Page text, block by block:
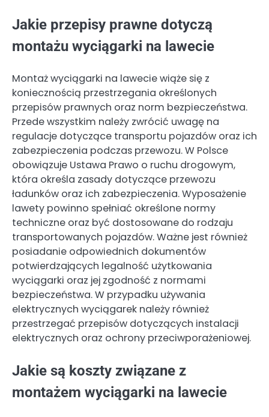
Jakie przepisy prawne dotyczą
montażu wyciągarki na lawecie
Montaż wyciągarki na lawecie wiąże się z
koniecznością przestrzegania określonych
przepisów prawnych oraz norm bezpieczeństwa.
Przede wszystkim należy zwrócić uwagę na
regulacje dotyczące transportu pojazdów oraz ich
zabezpieczenia podczas przewozu. W Polsce
obowiązuje Ustawa Prawo o ruchu drogowym,
która określa zasady dotyczące przewozu
ładunków oraz ich zabezpieczenia. Wyposażenie
lawety powinno spełniać określone normy
techniczne oraz być dostosowane do rodzaju
transportowanych pojazdów. Ważne jest również
posiadanie odpowiednich dokumentów
potwierdzających legalność użytkowania
wyciągarki oraz jej zgodność z normami
bezpieczeństwa. W przypadku używania
elektrycznych wyciągarek należy również
przestrzegać przepisów dotyczących instalacji
elektrycznych oraz ochrony przeciwporażeniowej.
Jakie są koszty związane z
montażem wyciągarki na lawecie